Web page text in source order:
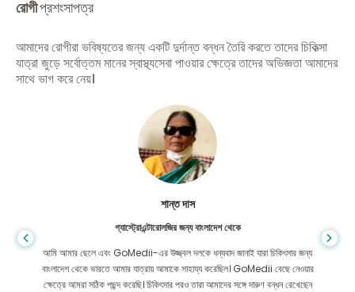
রোগীপ্রশংসাপত্র
আমাদের রোগীরা ভবিষ্যতের জন্য একটি দুর্দান্ত বন্ধন তৈরি করতে তাদের চিকিত্সা
যাত্রা জুড়ে সর্বোত্তম মানের স্বাস্থ্যসেবা পাওয়ার ক্ষেত্রে তাদের অভিজ্ঞতা আমাদের
সাথে ভাগ করে নেয়।
শান্ত দাস
গ্যাস্ট্রোএন্টারোলজির জন্য বাংলাদেশ থেকে
আমি আমার ছেলে এবং GoMedii-এর উজ্জ্বল দলকে ধন্যবাদ জানাই যারা চিকিৎসার জন্য
বাংলাদেশ থেকে ভারতে আমার যাত্রায় আমাকে সাহায্য করেছিল। GoMedii বেছে নেওয়ার
ক্ষেত্রে আমরা সঠিক পছন্দ করেছি। চিকিৎসার পরও তারা আমাদের সঙ্গে দারুণ বন্ধন রেখেছেন